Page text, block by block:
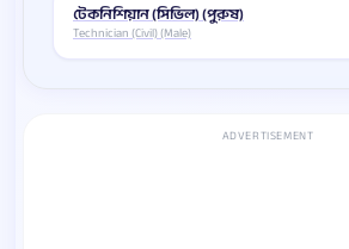
টেকনিশিয়ান (সিভিল) (পুরুষ)
Technician (Civil) (Male)
ADVERTISEMENT